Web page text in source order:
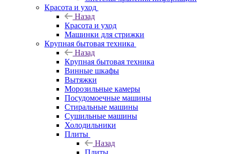
Красота и уход
Назад
Красота и уход
Машинки для стрижки
Крупная бытовая техника
Назад
Крупная бытовая техника
Винные шкафы
Вытяжки
Морозильные камеры
Посудомоечные машины
Стиральные машины
Сушильные машины
Холодильники
Плиты
Назад
Плиты